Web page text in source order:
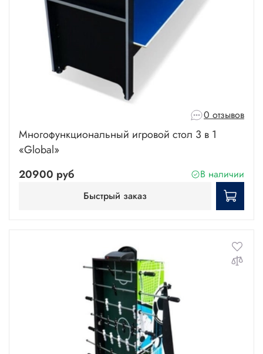
0 отзывов
Многофункциональный игровой стол 3 в 1
«Global»
20900 руб
В наличии
Быстрый заказ